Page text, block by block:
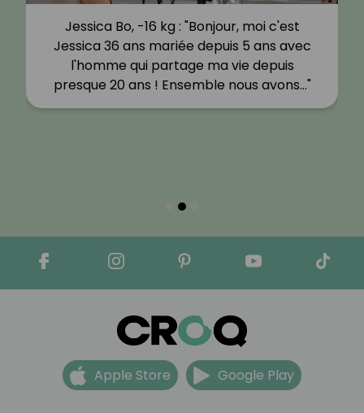
Jessica Bo, -16 kg : "Bonjour, moi c'est
Jessica 36 ans mariée depuis 5 ans avec
l'homme qui partage ma vie depuis
presque 20 ans ! Ensemble nous avons…"
Apple Store Google Play